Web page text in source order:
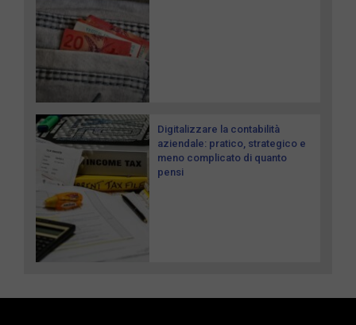
Digitalizzare la contabilità
aziendale: pratico, strategico e
meno complicato di quanto
pensi